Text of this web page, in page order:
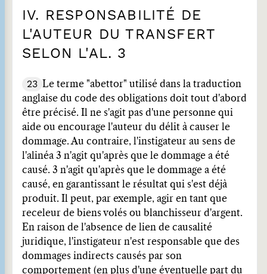
IV. RESPONSABILITÉ DE
L'AUTEUR DU TRANSFERT
SELON L'AL. 3
23
Le terme "abettor" utilisé dans la traduction
anglaise du code des obligations doit tout d'abord
être précisé. Il ne s'agit pas d'une personne qui
aide ou encourage l'auteur du délit à causer le
dommage. Au contraire, l'instigateur au sens de
l'alinéa 3 n'agit qu'après que le dommage a été
causé. 3 n'agit qu'après que le dommage a été
causé, en garantissant le résultat qui s'est déjà
produit. Il peut, par exemple, agir en tant que
receleur de biens volés ou blanchisseur d'argent.
En raison de l'absence de lien de causalité
juridique, l'instigateur n'est responsable que des
dommages indirects causés par son
comportement (en plus d'une éventuelle part du